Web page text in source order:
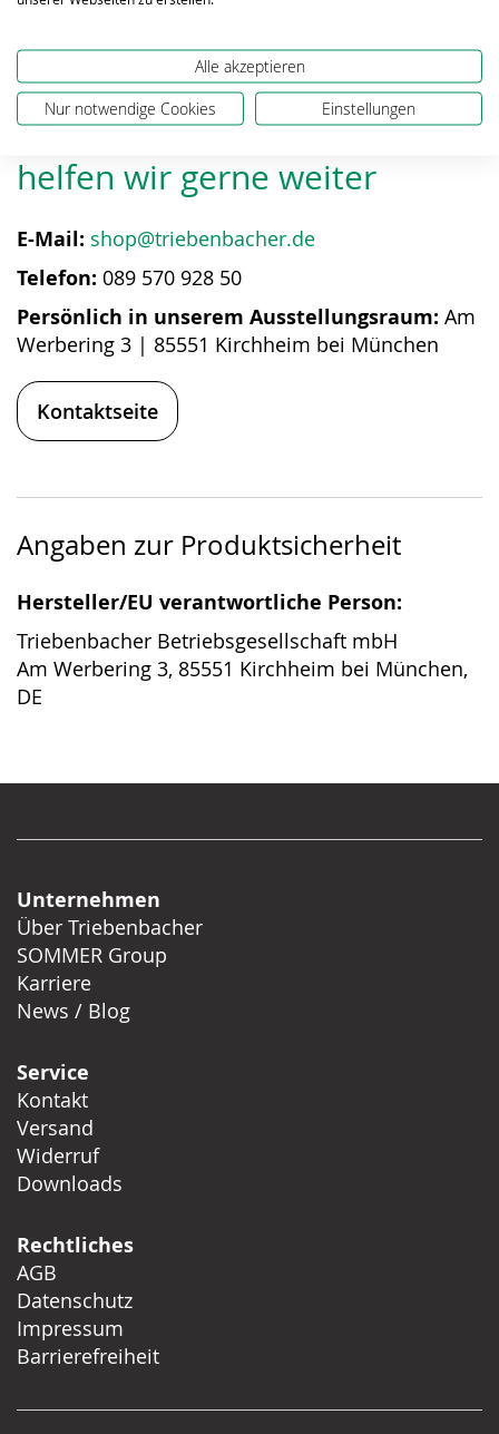
Bei Fragen zum Produkt
helfen wir gerne weiter
E-Mail: shop@triebenbacher.de
Telefon: 089 570 928 50
Persönlich in unserem Ausstellungsraum: Am
Werbering 3 | 85551 Kirchheim bei München
Kontaktseite
Angaben zur Produktsicherheit
Hersteller/EU verantwortliche Person:
Triebenbacher Betriebsgesellschaft mbH
Am Werbering 3, 85551 Kirchheim bei München,
DE
Unternehmen
Über Triebenbacher
SOMMER Group
Karriere
News / Blog
Service
Kontakt
Versand
Widerruf
Downloads
Rechtliches
AGB
Datenschutz
Impressum
Barrierefreiheit
Alle akzeptieren
Nur notwendige Cookies Einstellungen